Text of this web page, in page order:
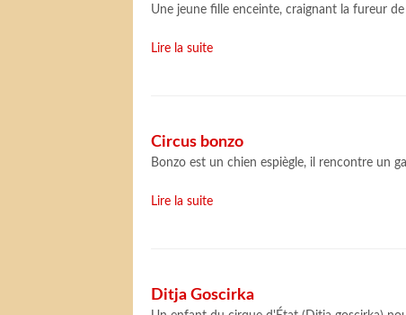
Une jeune fille enceinte, craignant la fureur de
Lire la suite
Circus bonzo
Bonzo est un chien espiègle, il rencontre un
Lire la suite
Ditja Goscirka